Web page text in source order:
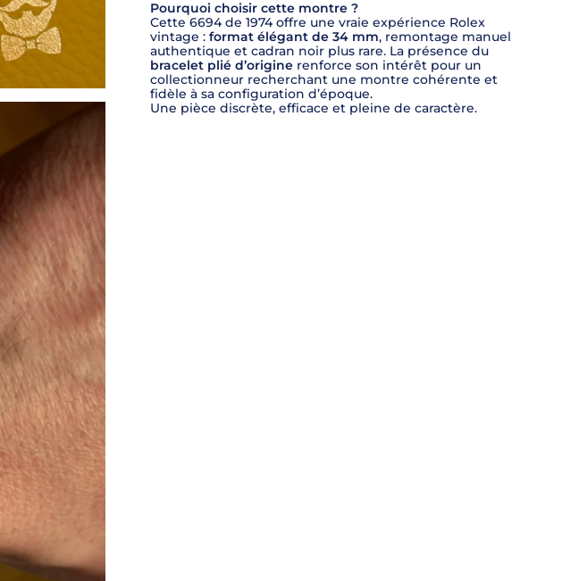
Pourquoi choisir cette montre ?
Cette 6694 de 1974 offre une vraie expérience Rolex
vintage : format élégant de 34 mm, remontage manuel
authentique et cadran noir plus rare. La présence du
bracelet plié d’origine renforce son intérêt pour un
collectionneur recherchant une montre cohérente et
fidèle à sa configuration d’époque.
Une pièce discrète, efficace et pleine de caractère.